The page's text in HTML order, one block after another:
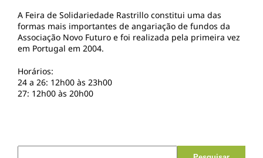
A Feira de Solidariedade Rastrillo constitui uma das
formas mais importantes de angariação de fundos da
Associação Novo Futuro e foi realizada pela primeira vez
em Portugal em 2004.
Horários:
24 a 26: 12h00 às 23h00
27: 12h00 às 20h00
Pesquisar por: